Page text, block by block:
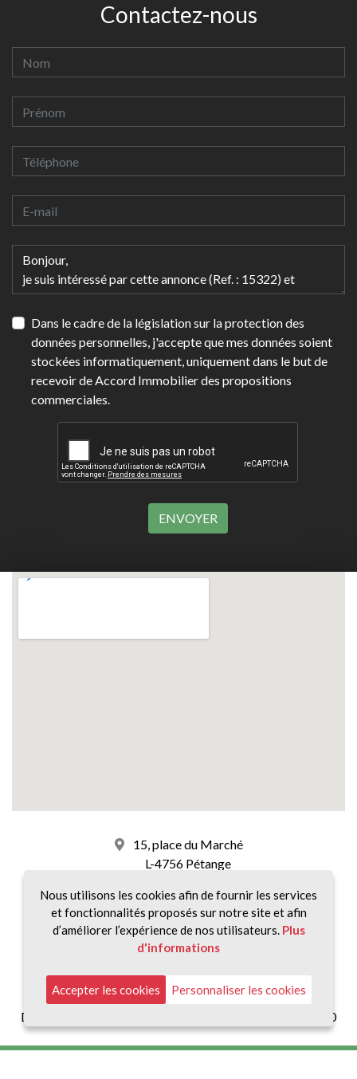
Contactez-nous
Dans le cadre de la législation sur la protection des
données personnelles, j'accepte que mes données soient
stockées informatiquement, uniquement dans le but de
recevoir de Accord Immobilier des propositions
commerciales.
15, place du Marché
L-4756 Pétange
+352 26 58 01 75 1
info@accord-immo.lu
Nos horaires :
Du lundi au vendredi de 8h30 à 12h30 et de 14h00 à 18h00
Nous utilisons les cookies afin de fournir les services
et fonctionnalités proposés sur notre site et afin
d’améliorer l’expérience de nos utilisateurs. Plus
d'informations
Accepter les cookies Personnaliser les cookies